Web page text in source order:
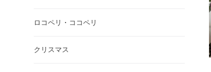
ロコペリ・ココペリ
クリスマス